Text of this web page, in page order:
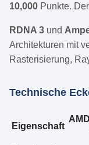
10,000 Punkte.
RDNA 3 und
Architekturen mit
Rasterisierung,
Technische
Eigenschaft